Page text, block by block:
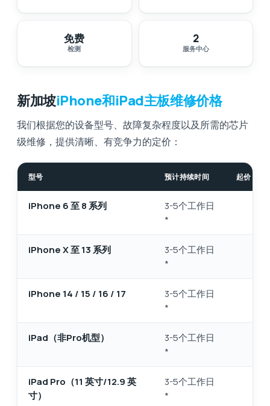
免费
检测
2
服务中心
新加坡iPhone和iPad主板维修价格
我们根据您的设备型号、故障复杂程度以及所需的芯片
级维修，提供清晰、有竞争力的定价：
型号 预计持续时间 起价（新
iPhone 6 至 8 系列
3-5个工作日
*
iPhone X 至 13 系列
3-5个工作日
*
iPhone 14 / 15 / 16 / 17
3-5个工作日
*
iPad（非Pro机型）
3-5个工作日
*
iPad Pro（11 英寸/12.9 英
寸）
3-5个工作日
*